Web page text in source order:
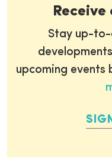
Stay up-
upcoming events